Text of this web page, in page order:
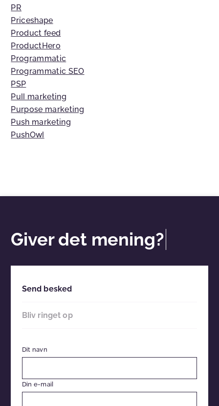
PR
Priceshape
Product feed
ProductHero
Programmatic
Programmatic SEO
PSP
Pull marketing
Purpose marketing
Push marketing
PushOwl
Giver det mening?
Send besked
Bliv ringet op
Dit navn
Din e-mail